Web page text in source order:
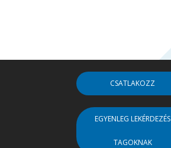
CSATLAKOZZ
EGYENLEG LEKÉRDEZÉS
TAGOKNAK